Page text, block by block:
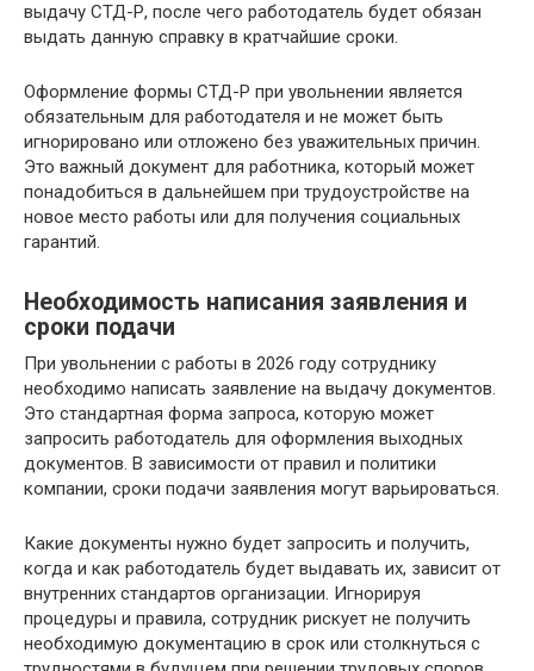
выдачу СТД-Р, после чего работодатель будет обязан
выдать данную справку в кратчайшие сроки.
Оформление формы СТД-Р при увольнении является
обязательным для работодателя и не может быть
игнорировано или отложено без уважительных причин.
Это важный документ для работника, который может
понадобиться в дальнейшем при трудоустройстве на
новое место работы или для получения социальных
гарантий.
Необходимость написания заявления и
сроки подачи
При увольнении с работы в 2026 году сотруднику
необходимо написать заявление на выдачу документов.
Это стандартная форма запроса, которую может
запросить работодатель для оформления выходных
документов. В зависимости от правил и политики
компании, сроки подачи заявления могут варьироваться.
Какие документы нужно будет запросить и получить,
когда и как работодатель будет выдавать их, зависит от
внутренних стандартов организации. Игнорируя
процедуры и правила, сотрудник рискует не получить
необходимую документацию в срок или столкнуться с